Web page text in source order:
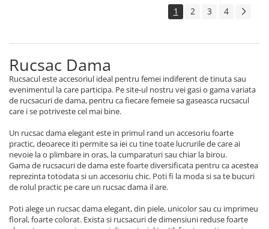
1 2 3 4
Rucsac Dama
Rucsacul este accesoriul ideal pentru femei indiferent de tinuta sau
evenimentul la care participa. Pe site-ul nostru vei gasi o gama variata
de rucsacuri de dama, pentru ca fiecare femeie sa gaseasca rucsacul
care i se potriveste cel mai bine.
Un rucsac dama elegant este in primul rand un accesoriu foarte
practic, deoarece iti permite sa iei cu tine toate lucrurile de care ai
nevoie la o plimbare in oras, la cumparaturi sau chiar la birou.
Gama de rucsacuri de dama este foarte diversificata pentru ca acestea
reprezinta totodata si un accesoriu chic. Poti fi la moda si sa te bucuri
de rolul practic pe care un rucsac dama il are.
Poti alege un rucsac dama elegant, din piele, unicolor sau cu imprimeu
floral, foarte colorat. Exista si rucsacuri de dimensiuni reduse foarte